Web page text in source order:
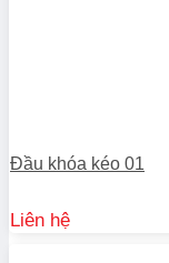
Đầu khóa kéo 01
Liên hệ